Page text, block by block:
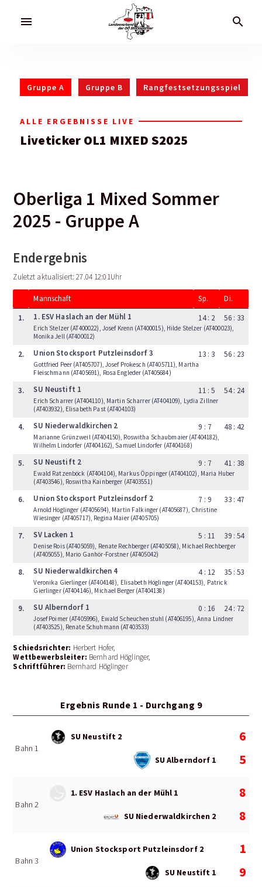
menu search
Gruppe A Gruppe B Rangfestsetzungsspiel
ALLE ERGEBNISSE LIVE
Liveticker OL1 MIXED S2025
Oberliga 1 Mixed Sommer
2025 - Gruppe A
Endergebnis
Zuletzt aktualisiert: 27.04 12:01Uhr
Mannschaft Sp.
Di.
1.
1. ESV Haslach an der Mühl 1
Erich Stelzer (AT400022), Josef Krenn (AT400015), Hilde Stelzer (AT400023),
Monika Jell (AT400012)
14 : 2 56 : 33
2. Union Stocksport Putzleinsdorf 3
Gottfried Peer (AT405707), Josef Prokesch (AT405711), Martha
Fleischmann (AT405691), Rosa Engleder (AT405684)
13 : 3 56 : 23
3. SU Neustift 1
Erich Scharrer (AT404110), Martin Scharrer (AT404109), Lydia Zillner
(AT403932), Elisabeth Past (AT404103)
11 : 5 54 : 24
4. SU Niederwaldkirchen 2
Marianne Grünzweil (AT404150), Roswitha Schaubmaier (AT404182),
Wilhelm Lindorfer (AT404162), Samuel Lindorfer (AT404168)
9 : 7 48 : 42
5. SU Neustift 2
Ewald Ratzenböck (AT404104), Markus Öppinger (AT404102), Maria Huber
(AT403546), Roswitha Kainberger (AT403551)
9 : 7 41 : 38
6. Union Stocksport Putzleinsdorf 2
Arnold Höglinger (AT405694), Martin Falkinger (AT405687), Christine
Wiesinger (AT405717), Regina Maier (AT405705)
7 : 9 33 : 47
7. SV Lacken 1
Denise Rois (AT405059), Renate Rechberger (AT405058), Michael Rechberger
(AT405055), Mario Ganhör-Forstner (AT405042)
5 : 11 39 : 54
8. SU Niederwaldkirchen 4
Veronika Gierlinger (AT404148), Elisabeth Höglinger (AT404153), Patrick
Gierlinger (AT404146), Michael Berger (AT404138)
4 : 12 35 : 53
9. SU Alberndorf 1
Josef Poimer (AT405996), Ewald Scheuchenstuhl (AT406195), Anna Lindner
(AT403525), Renate Schuhmann (AT403533)
0 : 16 24 : 72
Schiedsrichter: Herbert Hofer
Wettbewerbsleiter: Bernhard Höglinger
Schriftführer: Bernhard Höglinger
Ergebnis Runde 1 - Durchgang 9
Bahn 1
SU Neustift 2
6
5
SU Alberndorf 1
Bahn 2
1. ESV Haslach an der Mühl 1
8
8
SU Niederwaldkirchen 2
Bahn 3
Union Stocksport Putzleinsdorf 2
1
9
SU Neustift 1